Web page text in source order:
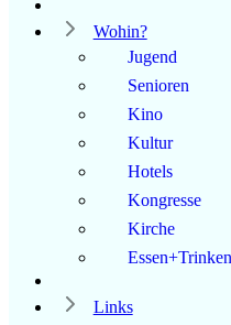
Wohin?
Jugend
Senioren
Kino
Kultur
Hotels
Kongresse
Kirche
Essen+Trinken
Links